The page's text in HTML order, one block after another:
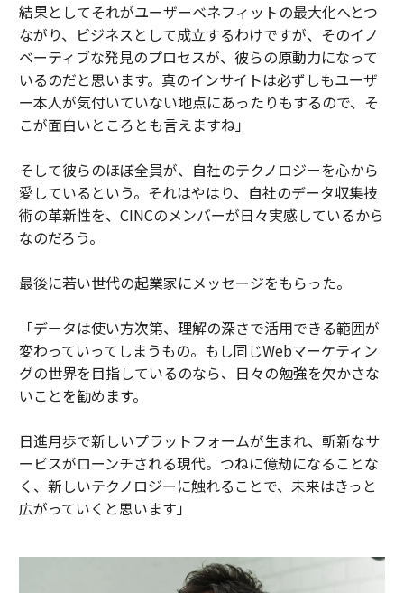
結果としてそれがユーザーベネフィットの最大化へとつ
ながり、ビジネスとして成立するわけですが、そのイノ
ベーティブな発見のプロセスが、彼らの原動力になって
いるのだと思います。真のインサイトは必ずしもユーザ
ー本人が気付いていない地点にあったりもするので、そ
こが面白いところとも言えますね」
そして彼らのほぼ全員が、自社のテクノロジーを心から
愛しているという。それはやはり、自社のデータ収集技
術の革新性を、CINCのメンバーが日々実感しているから
なのだろう。
最後に若い世代の起業家にメッセージをもらった。
「データは使い方次第、理解の深さで活用できる範囲が
変わっていってしまうもの。もし同じWebマーケティン
グの世界を目指しているのなら、日々の勉強を欠かさな
いことを勧めます。
日進月歩で新しいプラットフォームが生まれ、斬新なサ
ービスがローンチされる現代。つねに億劫になることな
く、新しいテクノロジーに触れることで、未来はきっと
広がっていくと思います」